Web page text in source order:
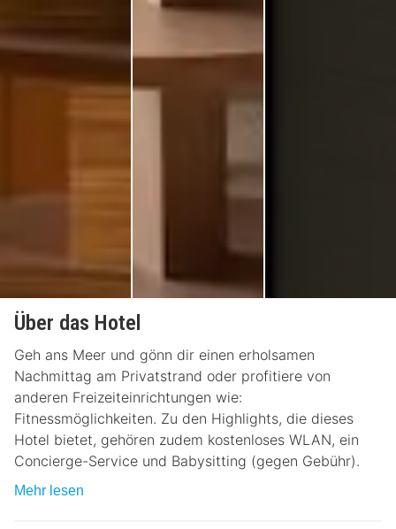
Über das Hotel
Geh ans Meer und gönn dir einen erholsamen
Nachmittag am Privatstrand oder profitiere von
anderen Freizeiteinrichtungen wie:
Fitnessmöglichkeiten. Zu den Highlights, die dieses
Hotel bietet, gehören zudem kostenloses WLAN, ein
Concierge-Service und Babysitting (gegen Gebühr).
Mehr lesen